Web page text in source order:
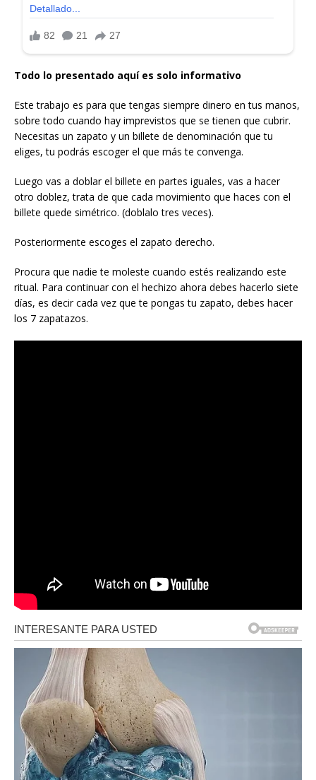
Todo lo presentado aquí es solo informativo
Este trabajo es para que tengas siempre dinero en tus manos,
sobre todo cuando hay imprevistos que se tienen que cubrir.
Necesitas un zapato y un billete de denominación que tu
eliges, tu podrás escoger el que más te convenga.
Luego vas a doblar el billete en partes iguales, vas a hacer
otro doblez, trata de que cada movimiento que haces con el
billete quede simétrico. (doblalo tres veces).
Posteriormente escoges el zapato derecho.
Procura que nadie te moleste cuando estés realizando este
ritual. Para continuar con el hechizo ahora debes hacerlo siete
días, es decir cada vez que te pongas tu zapato, debes hacer
los 7 zapatazos.